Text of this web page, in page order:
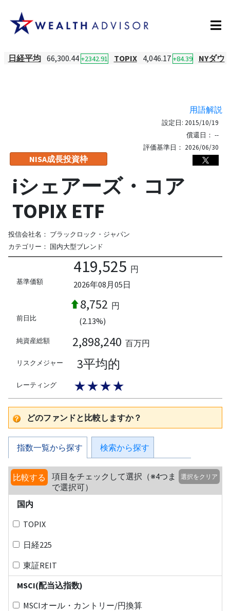
日経平均 66,300.44 +2342.91 TOPIX 4,046.17 +84.39 NYダウ
用語解説
NISA成長投資枠
設定日: 2015/10/19
償還日： --
評価基準日： 2026/06/30
iシェアーズ・コア
TOPIX ETF
投信会社名： ブラックロック・ジャパン
カテゴリー： 国内大型ブレンド
基準価額
419,525 円
2026年08月05日
前日比
8,752 円
(2.13%)
純資産総額 2,898,240 百万円
リスクメジャー 3平均的
レーティング ★★★★
どのファンドと比較しますか？
指数一覧から探す 検索から探す
比較する
項目をチェックして選択（※4つま
で選択可）
選択をクリア
国内
TOPIX
日経225
東証REIT
MSCI(配当込指数)
MSCIオール・カントリー/円換算